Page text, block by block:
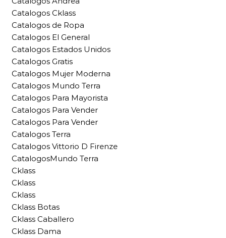
Catalogos Cklass
Catalogos de Ropa
Catalogos El General
Catalogos Estados Unidos
Catalogos Gratis
Catalogos Mujer Moderna
Catalogos Mundo Terra
Catalogos Para Mayorista
Catalogos Para Vender
Catalogos Para Vender
Catalogos Terra
Catalogos Vittorio D Firenze
CatalogosMundo Terra
Cklass
Cklass
Cklass
Cklass Botas
Cklass Caballero
Cklass Dama